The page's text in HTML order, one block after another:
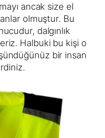
ancak size el
anlar olmuştur. Bu
dalgınlık
Halbuki bu kişi o
bir insan